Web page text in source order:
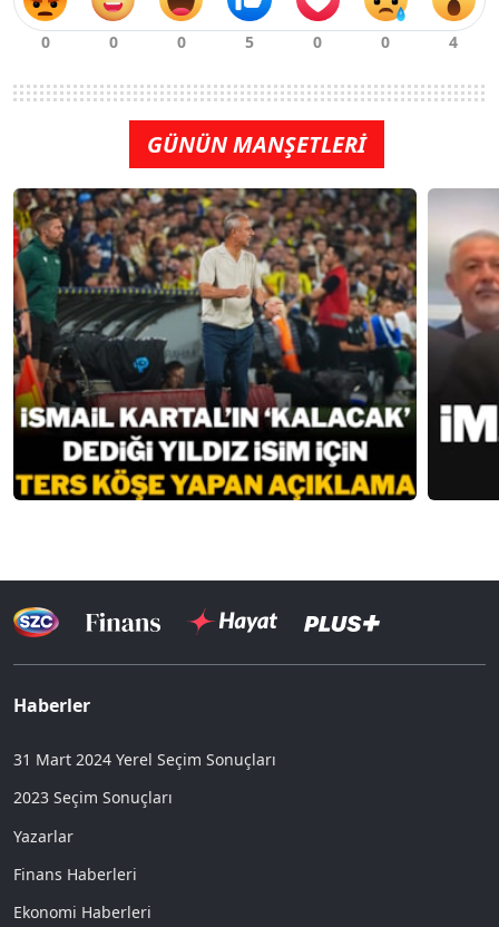
GÜNÜN MANŞETLERİ
Haberler
31 Mart 2024 Yerel Seçim Sonuçları
2023 Seçim Sonuçları
Yazarlar
Finans Haberleri
Ekonomi Haberleri